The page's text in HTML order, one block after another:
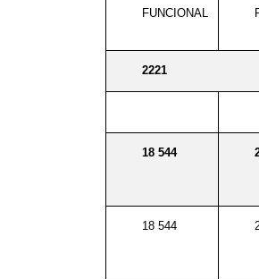
FUNCIONAL
2221
18 544
18 544